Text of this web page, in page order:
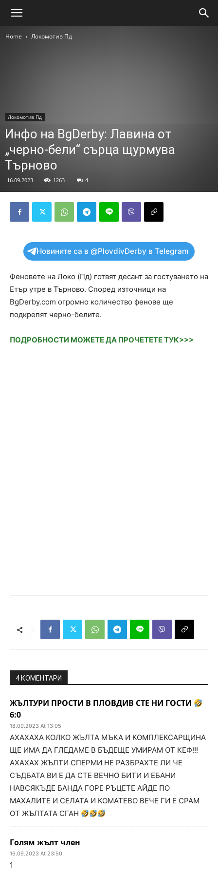
Home Локомотив Пд
Локомотив Пд
Инфо на BgDerby: Лавина от
„черно-бели“ сърца щурмува
Търново
16.09.2023 1263 4
Новините са в @PlovdivDerby в Telegram
Феновете на Локо (Пд) готвят десант за гостуването на
Етър утре в Търново. Според източници на
BgDerby.com огромно количество фенове ще
подкрепят черно-белите.
ПОДРОБНОСТИ МОЖЕТЕ ДА ПРОЧЕТЕТЕ ТУК>>>
4 КОМЕНТАРИ
ЖЪЛТУРИ ПРОСТИ В ПЛОВДИВ СТЕ НИ ГОСТИ
6:0
18.09.2023 At 13:05
АХАХАХА КОЛКО ЖЪЛТА МЪКА И КОМПЛЕКСАРЩИНА
ЩЕ ИМА ДА ГЛЕДАМЕ В БЪДЕЩЕ УМИРАМ ОТ КЕФ!!!
АХАХАХ ЖЪЛТИ СПЕРМИ НЕ РАЗБРАХТЕ ЛИ ЧЕ
СЪДБАТА ВИ Е ДА СТЕ ВЕЧНО БИТИ И ЕБАНИ
НАВСЯКЪДЕ БАНДА ГОРЕ РЪЦЕТЕ АЙДЕ ПО
МАХАЛИТЕ И СЕЛАТА И КОМАТЕВО ВЕЧЕ ГИ Е СРАМ
ОТ ЖЪЛТАТА СГАН
Голям жълт член
16.09.2023 At 23:50
1